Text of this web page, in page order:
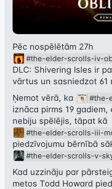
Pēc nospēlētām 27h
#the-elder-scrolls-iv-
DLC: Shivering Isles ir
vārtus un sasniedzot 61
Ņemot vērā, ka
#the-
iznāca pirms 19
nebiju spēlējis, tāpat kā
#the-elder-scrolls-iii-
piedzīvojumu bērnībā
#the-elder-scrolls-v-
Kad uzzināju par
metos Todd Howard